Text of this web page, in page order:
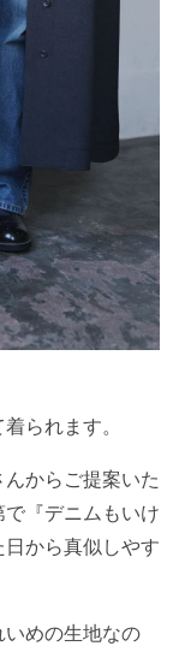
られます。
からご提案いた
『デニムもいけ
から真似しやす
めの生地なの